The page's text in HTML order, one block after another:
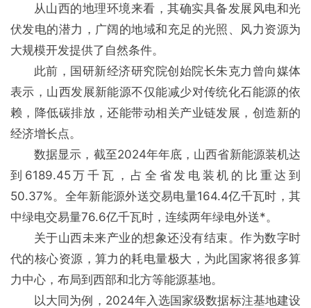
从山西的地理环境来看，其确实具备发展风电和光
伏发电的潜力，广阔的地域和充足的光照、风力资源为
大规模开发提供了自然条件。
此前，国研新经济研究院创始院长朱克力曾向媒体
表示，山西发展新能源不仅能减少对传统化石能源的依
赖，降低碳排放，还能带动相关产业链发展，创造新的
经济增长点。
数据显示，截至2024年年底，山西省新能源装机达
到6189.45万千瓦，占全省发电装机的比重达到
50.37%。全年新能源外送交易电量164.4亿千瓦时，其
中绿电交易量76.6亿千瓦时，连续两年绿电外送*。
关于山西未来产业的想象还没有结束。作为数字时
代的核心资源，算力的耗电量极大，为此国家将很多算
力中心，布局到西部和北方等能源基地。
以大同为例，2024年入选国家级数据标注基地建设